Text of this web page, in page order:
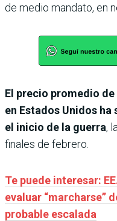
de medio mandato, en
El precio promedio
en Estados Unidos ha
el inicio de la guerra,
finales de febrero.
Te puede interesar:
evaluar “marcharse”
probable escalada